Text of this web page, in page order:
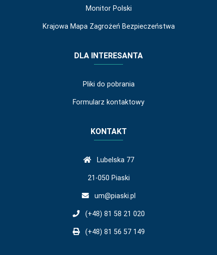
Monitor Polski
Krajowa Mapa Zagrożeń Bezpieczeństwa
DLA INTERESANTA
Pliki do pobrania
Formularz kontaktowy
KONTAKT
Lubelska 77
21-050 Piaski
um@piaski.pl
(+48) 81 58 21 020
(+48) 81 56 57 149